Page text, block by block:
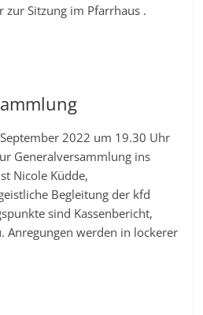
Sitzung im Pfarrhaus .
2022 um 19.30 Uhr
Generalversammlung ins
Nicole Küdde,
Begleitung der kfd
sind Kassenbericht,
Anregungen werden in lockerer